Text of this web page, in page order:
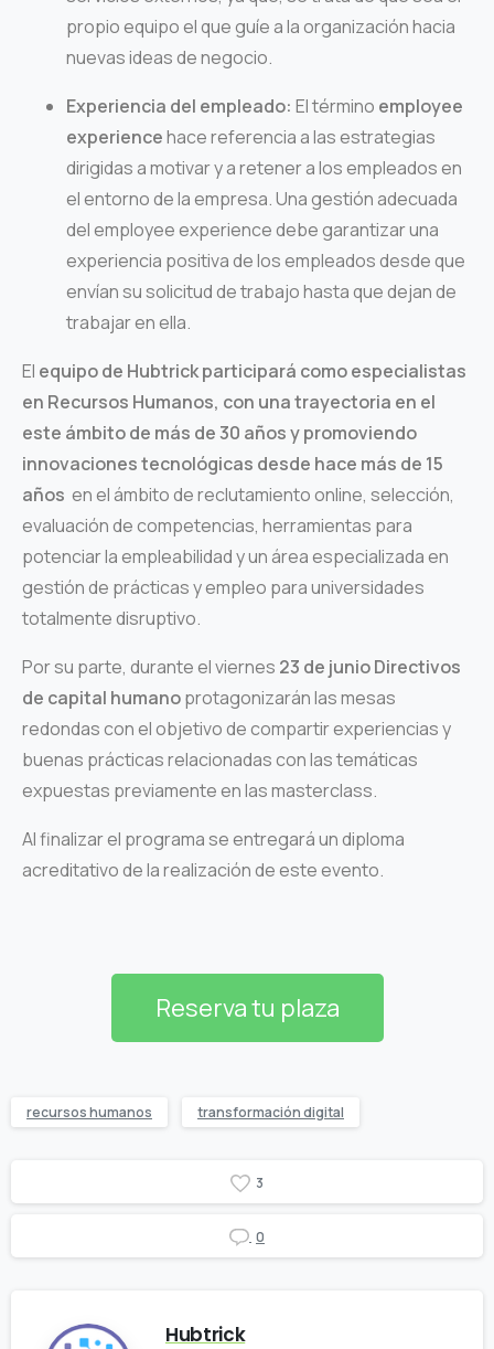
propio equipo el que guíe a la organización hacia
nuevas ideas de negocio.
Experiencia del empleado: El término employee
experiencehace referencia a las estrategias
dirigidas a motivar y a retener a los empleados en
el entorno de la empresa. Una gestión adecuada
del employee experience debe garantizar una
experiencia positiva de los empleados desde que
envían su solicitud de trabajo hasta que dejan de
trabajar en ella.
El equipo de Hubtrick participará como especialistas
en Recursos Humanos, con una trayectoria en el
este ámbito de más de 30 añosy promoviendo
innovaciones tecnológicas desde hace más de 15
años en el ámbito de reclutamiento online, selección,
evaluación de competencias, herramientas para
potenciar la empleabilidad y un área especializada en
gestión de prácticas y empleo para universidades
totalmente disruptivo.
Por su parte, durante el viernes 23 de junio Directivos
de capital humanoprotagonizarán las mesas
redondas con el objetivo de compartir experiencias y
buenas prácticas relacionadas con las temáticas
expuestas previamente en las masterclass.
Al finalizar el programa se entregará un diploma
acreditativo de la realización de este evento.
Reserva tu plaza
recursos humanos transformación digital
3
0
Hubtrick